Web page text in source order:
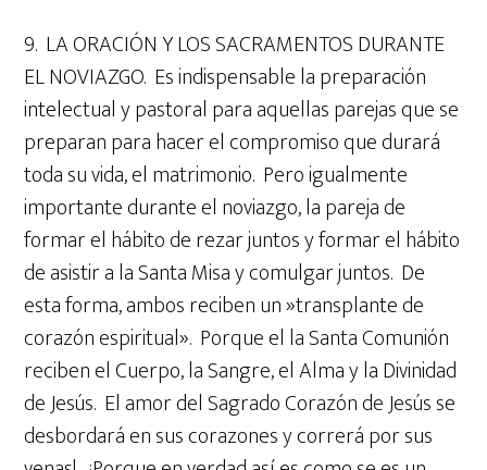
9. LA ORACIÓN Y LOS SACRAMENTOS DURANTE
EL NOVIAZGO. Es indispensable la preparación
intelectual y pastoral para aquellas parejas que se
preparan para hacer el compromiso que durará
toda su vida, el matrimonio. Pero igualmente
importante durante el noviazgo, la pareja de
formar el hábito de rezar juntos y formar el hábito
de asistir a la Santa Misa y comulgar juntos. De
esta forma, ambos reciben un »transplante de
corazón espiritual». Porque el la Santa Comunión
reciben el Cuerpo, la Sangre, el Alma y la Divinidad
de Jesús. El amor del Sagrado Corazón de Jesús se
desbordará en sus corazones y correrá por sus